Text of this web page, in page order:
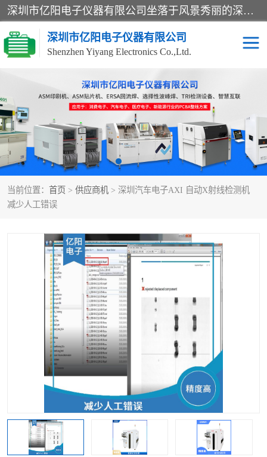
深圳市亿阳电子仪器有限公司坐落于风景秀丽的深圳市光明区，集SMT设备销售务为一体，努力为客户提供电子装配解决方案。与行业**SMT设备厂商：ASM（印刷机，锡膏检查机，贴片机），德国ERSA（爱莎）建立了稳固的代理合作关系，销售的设备一直保持**电子装配行业未来发展方向，能够满足客户各种繁杂产品的生产应用。
深圳市亿阳电子仪器有限公司
Shenzhen Yiyang Electronics Co.,Ltd.
当前位置： 首页 > 供应商机 > 深圳汽车电子AXI 自动X射线检测机
减少人工错误
SX全自动高速贴片机 E系列中速贴片机
NeoHorizon全自动锡膏印
刷机
选择性波峰焊
VERSAFLOW-335
回流焊HOTFLOW 3/20e 波峰焊
BGA返修台HR600/2 自动光学检测TR7700QE
TR5001
自动光学检测TR7710 XS全自动高速贴片机
TX 全自动高速贴片机